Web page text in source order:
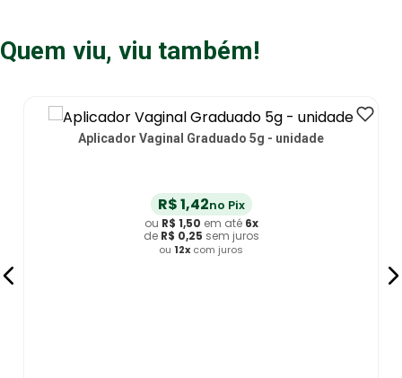
Quem viu, viu também!
Torneira 3 Vias Discofix C B.Braun - unidade
R$5,23no Pix
ou R$ 5,50em até6
de R$0,91sem juros
ou12xcom juros